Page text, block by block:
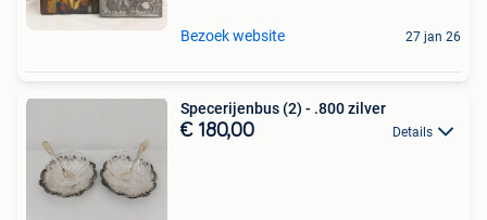
Bezoek website 27 jan 26
Specerijenbus (2) - .800 zilver
€ 180,00 Details